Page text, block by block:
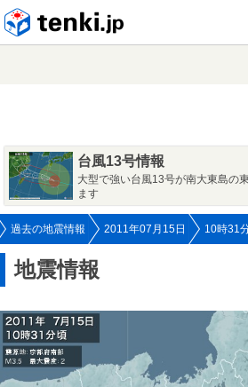
台風13号情報
大型で強い台風13号が南大東島の
ます
過去の地震情報 2011年07月15日 10時31
地震情報